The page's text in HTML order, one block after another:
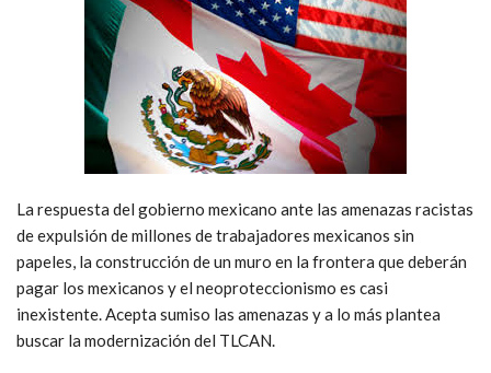
La respuesta del gobierno mexicano ante las amenazas racistas
de expulsión de millones de trabajadores mexicanos sin
papeles, la construcción de un muro en la frontera que deberán
pagar los mexicanos y el neoproteccionismo es casi
inexistente. Acepta sumiso las amenazas y a lo más plantea
buscar la modernización del TLCAN.